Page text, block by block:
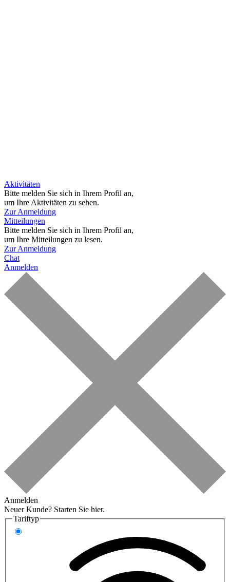
Aktivitäten
Bitte melden Sie sich in Ihrem Profil an,
um Ihre Aktivitäten zu sehen.
Zur Anmeldung
Mitteilungen
Bitte melden Sie sich in Ihrem Profil an,
um Ihre Mitteilungen zu lesen.
Zur Anmeldung
Chat
Anmelden
Anmelden
Neuer Kunde? Starten Sie hier.
Tariftyp